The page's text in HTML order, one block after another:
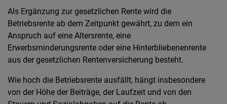
Als Ergänzung zur gesetzlichen Rente wird die
Betriebsrente ab dem Zeitpunkt gewährt, zu dem ein
Anspruch auf eine Altersrente, eine
Erwerbsminderungsrente oder eine Hinterbliebenenrente
aus der gesetzlichen Rentenversicherung besteht.
Wie hoch die Betriebsrente ausfällt, hängt insbesondere
von der Höhe der Beiträge, der Laufzeit und von den